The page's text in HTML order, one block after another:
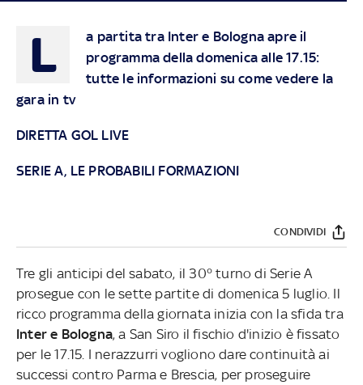
L
a partita tra Inter e Bologna apre il
programma della domenica alle 17.15:
tutte le informazioni su come vedere la
gara in tv
DIRETTA GOL LIVE
SERIE A, LE PROBABILI FORMAZIONI
CONDIVIDI
Tre gli anticipi del sabato, il 30° turno di Serie A
prosegue con le sette partite di domenica 5 luglio. Il
ricco programma della giornata inizia con la sfida tra
Inter e Bologna, a San Siro il fischio d'inizio è fissato
per le 17.15. I nerazzurri vogliono dare continuità ai
successi contro Parma e Brescia, per proseguire